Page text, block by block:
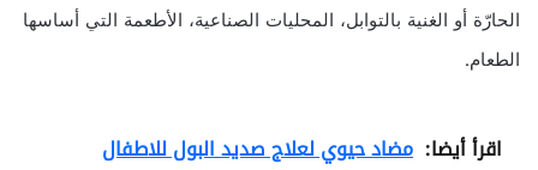
الحارّة أو الغنية بالتوابل، المحليات الصناعية، الأطعمة التي أساسها
الطعام.
اقرأ أيضا: مضاد حيوي لعلاج صديد البول للاطفال